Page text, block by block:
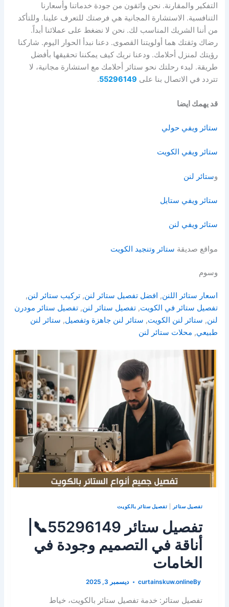
التفكير والمقارنة. نحن واثقون من جودة خدماتنا وأسعارنا
التنافسية. الاستشارة المجانية هي فرصتك للتعرف علينا. وللتأكد
من أننا الشريك المناسب لك. نحن لا نضغط على عملائنا أبداً.
رضاك وثقتك هما أولويتنا القصوى. دعنا نبدأ الحوار اليوم. شاركنا
رؤيتك لمنزل أحلامك. ودعنا نريك كيف يمكننا تحقيقها بأفضل
طريقة. لبدء رحلتك نحو ستائر أحلامك مع استشارة مجانية، لا
تتردد في الاتصال بنا على 55296149
.
قد يهمك ايضا
ستائر ويفي حولي
ستائر ويفي الكويت
وستائر لنن
ستائر ويفي ستايل
ستائر ويفي لنن
مواقع صديقة ستائر وتنجيد الكويت
وسوم
اسعار ستائر اللنن, افضل تفصيل ستائر لنن, تركيب ستائر لنن,
تفصيل ستائر في الكويت, تفصيل ستائر لنن, تفصيل ستائر مودرن
لنن, ستائر لنن الكويت, ستائر لنن جاهزة وتفصيل, ستائر لنن
طبيعي, محلات ستائر لنن
تفصيل ستائر تفصيل ستائر بالكويت
تفصيل ستائر 55296149📞|
أناقة في التصميم وجودة في
الخامات
By
curtainskuw.online ديسمبر 3, 2025
تفصيل ستائر: خدمة تفصيل ستائر بالكويت، خياط